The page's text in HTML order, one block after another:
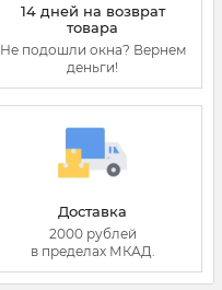
14 дней на возврат
товара
Не подошли окна? Вернем
деньги!
Доставка
2000 рублей
в пределах МКАД.